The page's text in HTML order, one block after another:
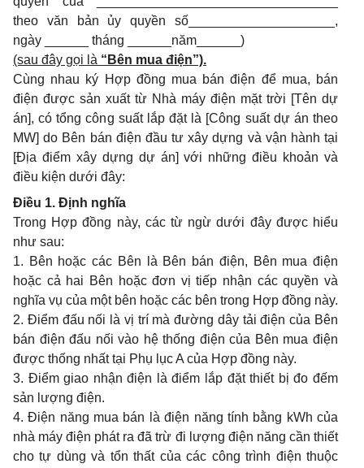
theo văn bản ủy quyền số____________________,
ngày ______ tháng ______năm______)
(sau đây gọi là “Bên mua điện”).
Cùng nhau ký Hợp đồng mua bán điện để mua, bán
điện được sản xuất từ Nhà máy điện mặt trời [Tên dự
án], có tổng công suất lắp đặt là [Công suất dự án theo
MW]do Bên bán điện đầu tư xây dựng và vận hành tại
[Địa điểm xây dựng dự án] với những điều khoản và
điều kiện dưới đây:
Điều 1. Định nghĩa
Trong Hợp đồng này, các từ ngừ dưới đây được hiểu
như sau:
1. Bên hoặc các Bên là Bên bán điện, Bên mua điện
hoặc cả hai Bên hoặc đơn vị tiếp nhận các quyền và
nghĩa vụ của một bên hoặc các bên trong Hợp đồng này.
2. Điểm đấu nối là vị trí mà đường dây tải điện của Bên
bán điện đấu nối vào hệ thống điện của Bên mua điện
được thống nhất tại Phụ lục A của Hợp đồng này.
3. Điểm giao nhận điện là điểm lắp đặt thiết bị đo đếm
sản lượng điện.
4. Điện năng mua bán là điện năng tính bằng kWhcủa
nhà máy điện phát ra đã trừ đi lượng điện năng cần thiết
cho tự dùng và tổn thất của các công trình điện thuộc